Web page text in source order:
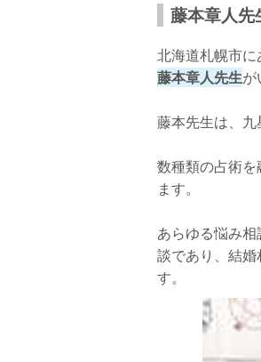
藤本章人先
北海道札幌市に
藤本章人先生が
藤本先生は、九
数種類の占術を
ます。
あらゆる悩み相
談であり、結
す。